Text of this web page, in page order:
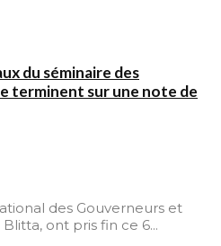
du séminaire des
terminent sur une note de
des Gouverneurs et
ont pris fin ce 6...